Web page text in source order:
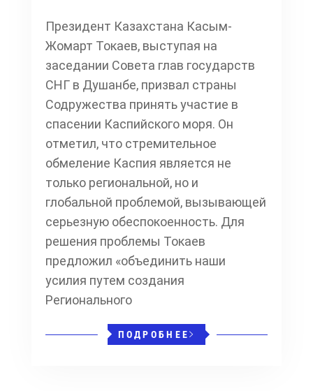
Президент Казахстана Касым-
Жомарт Токаев, выступая на
заседании Совета глав государств
СНГ в Душанбе, призвал страны
Содружества принять участие в
спасении Каспийского моря. Он
отметил, что стремительное
обмеление Каспия является не
только региональной, но и
глобальной проблемой, вызывающей
серьезную обеспокоенность. Для
решения проблемы Токаев
предложил «объединить наши
усилия путем создания
Регионального
ПОДРОБНЕЕ